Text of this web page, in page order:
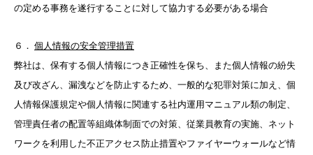
の定める事務を遂行することに対して協力する必要がある場合
６． 個人情報の安全管理措置
弊社は、保有する個人情報につき正確性を保ち、また個人情報の紛失
及び改ざん、漏洩などを防止するため、一般的な犯罪対策に加え、個
人情報保護規定や個人情報に関連する社内運用マニュアル類の制定、
管理責任者の配置等組織体制面での対策、従業員教育の実施、ネット
ワークを利用した不正アクセス防止措置やファイヤーウォールなど情